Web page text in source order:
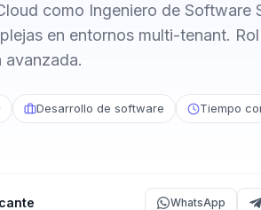
como Ingeniero de Software
en entornos multi-tenant.
avanzada.
Desarrollo de software Tiempo
WhatsApp